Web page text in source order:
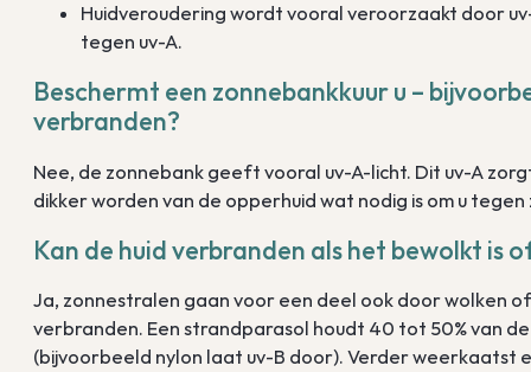
Huidveroudering wordt vooral veroorzaakt door
tegen uv-A.
Beschermt een zonnebankkuur u –
verbranden?
Nee, de zonnebank geeft vooral uv-A-licht. Dit uv-A
dikker worden van de opperhuid wat nodig is om u
Kan de huid verbranden als het bewolkt is
Ja, zonnestralen gaan voor een deel ook door wolken
verbranden. Een strandparasol houdt 40 tot 50% van
(bijvoorbeeld nylon laat uv-B door). Verder weerkaatst